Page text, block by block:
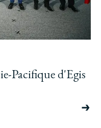
Pacifique d'Egis